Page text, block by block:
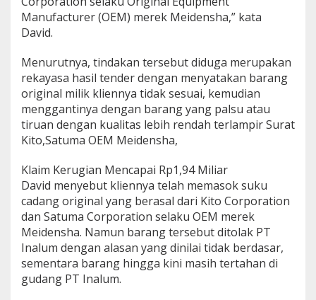
Manufacturer (OEM) merek Meidensha,” kata
David.
Menurutnya, tindakan tersebut diduga merupakan
rekayasa hasil tender dengan menyatakan barang
original milik kliennya tidak sesuai, kemudian
menggantinya dengan barang yang palsu atau
tiruan dengan kualitas lebih rendah terlampir Surat
Kito,Satuma OEM Meidensha,
Klaim Kerugian Mencapai Rp1,94 Miliar
David menyebut kliennya telah memasok suku
cadang original yang berasal dari Kito Corporation
dan Satuma Corporation selaku OEM merek
Meidensha. Namun barang tersebut ditolak PT
Inalum dengan alasan yang dinilai tidak berdasar,
sementara barang hingga kini masih tertahan di
gudang PT Inalum.